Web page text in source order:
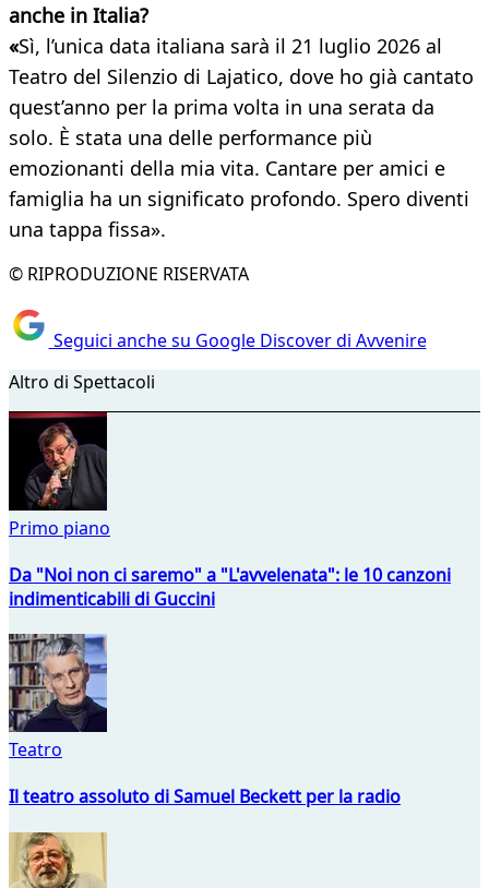
anche in Italia?
«Sì, l’unica data italiana sarà il 21 luglio 2026 al
Teatro del Silenzio di Lajatico, dove ho già cantato
quest’anno per la prima volta in una serata da
solo. È stata una delle performance più
emozionanti della mia vita. Cantare per amici e
famiglia ha un significato profondo. Spero diventi
una tappa fissa».
© RIPRODUZIONE RISERVATA
Seguici anche su Google Discover di Avvenire
Altro di Spettacoli
Primo piano
Da "Noi non ci saremo" a "L'avvelenata": le 10 canzoni
indimenticabili di Guccini
Teatro
Il teatro assoluto di Samuel Beckett per la radio